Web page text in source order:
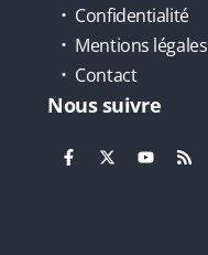
Confidentialité
Mentions légales
Contact
Nous suivre